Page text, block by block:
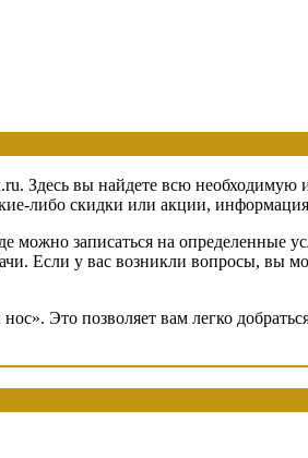
Здесь вы найдете всю
либо скидки или акции, информация
можно записаться на определенные
Если у вас возникли вопросы, вы
Это позволяет вам легко